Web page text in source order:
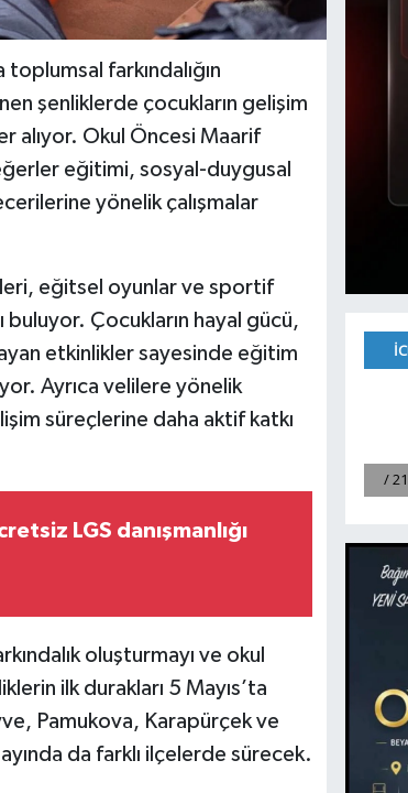
farkındalığın
şenliklerde çocukların gelişim
alıyor. Okul Öncesi Maarif
eğitimi, sosyal-duygusal
yönelik çalışmalar
eğitsel oyunlar ve sportif
Çocukların hayal gücü,
etkinlikler sayesinde eğitim
Ayrıca velilere yönelik
süreçlerine daha aktif katkı
LGS danışmanlığı
oluşturmayı ve okul
ilk durakları 5 Mayıs’ta
Pamukova, Karapürçek ve
da farklı ilçelerde sürecek.